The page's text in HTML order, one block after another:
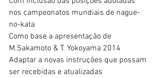
nos campeonatos mundiais de nague-
no-kata
Como base a apresentação de
M.Sakamoto & T. Yokoyama 2014
Adaptar a novas instruções que possam
ser recebidas e atualizadas